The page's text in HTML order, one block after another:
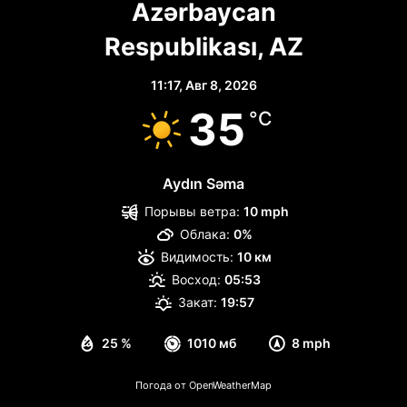
Azərbaycan
Respublikası, AZ
11:17, Авг 8, 2026
35 °C
Aydın Səma
25 % 1010 мб 8 mph
Порывы ветра: 10 mph
Облака: 0%
Видимость: 10 км
Восход: 05:53
Закат: 19:57
Погода от OpenWeatherMap